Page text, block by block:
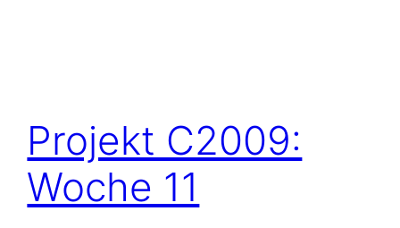
Projekt C2009:
Woche 11